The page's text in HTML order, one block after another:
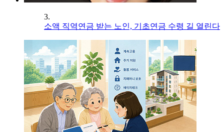
3.
소액 직역연금 받는 노인, 기초연금 수령 길 열린다